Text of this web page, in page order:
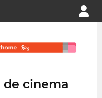
de cinema